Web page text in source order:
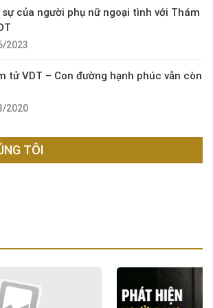
sự của người phụ nữ ngoại tình với Thám
2023
tử VDT – Con đường hạnh phúc vẫn còn
2020
TÔI